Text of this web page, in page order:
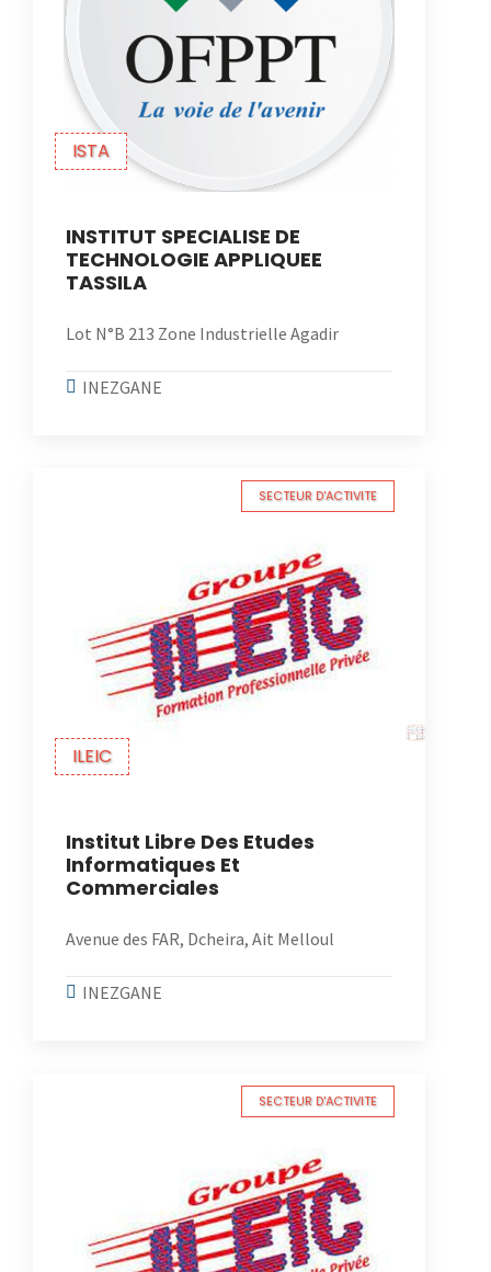
ISTA
INSTITUT SPECIALISE DE
TECHNOLOGIE APPLIQUEE
TASSILA
Lot N°B 213 Zone Industrielle Agadir
INEZGANE
ILEIC
SECTEUR D'ACTIVITE
Institut Libre Des Etudes
Informatiques Et
Commerciales
Avenue des FAR, Dcheira, Ait Melloul
INEZGANE
SECTEUR D'ACTIVITE